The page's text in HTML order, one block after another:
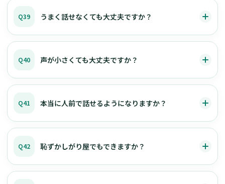
Q39 うまく話せなくても大丈夫ですか？
Q40 声が小さくても大丈夫ですか？
Q41 本当に人前で話せるようになりますか？
Q42 恥ずかしがり屋でもできますか？